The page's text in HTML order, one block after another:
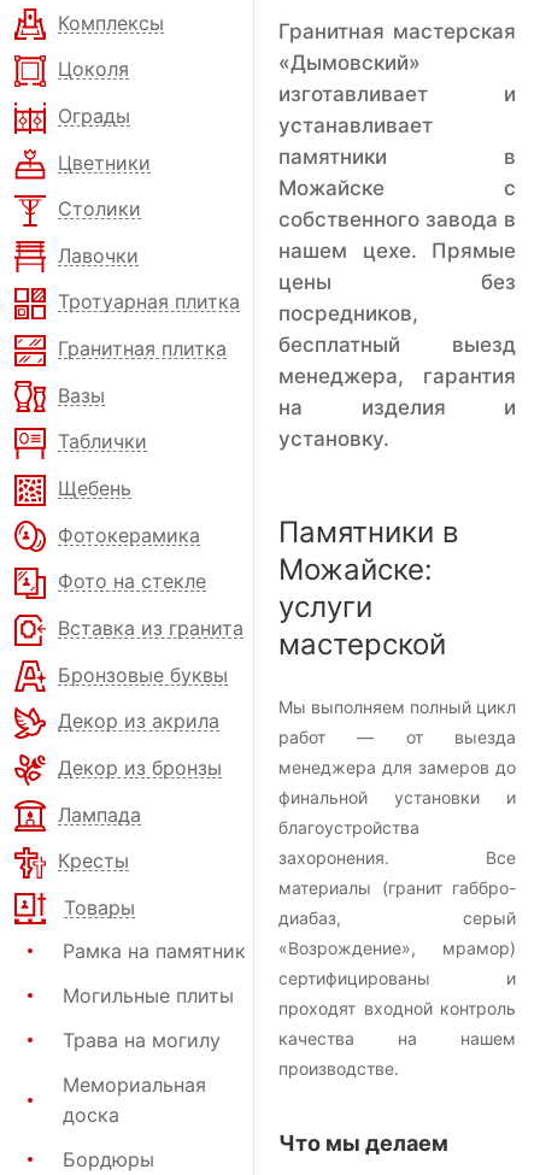
Комплексы
Цоколя
Ограды
Цветники
Столики
Лавочки
Тротуарная плитка
Гранитная плитка
Вазы
Таблички
Щебень
Фотокерамика
Фото на стекле
Вставка из гранита
Бронзовые буквы
Декор из акрила
Декор из бронзы
Лампада
Кресты
Товары
Рамка на памятник
Могильные плиты
Трава на могилу
Мемориальная
доска
Бордюры
Гранитная мастерская
«Дымовский»
изготавливает и
устанавливает
памятники в
Можайске с
собственного завода в
нашем цехе. Прямые
цены без
посредников,
бесплатный выезд
менеджера, гарантия
на изделия и
установку.
Памятники в
Можайске:
услуги
мастерской
Мы выполняем полный цикл
работ — от выезда
менеджера для замеров до
финальной установки и
благоустройства
захоронения. Все
материалы (гранит габбро-
диабаз, серый
«Возрождение», мрамор)
сертифицированы и
проходят входной контроль
качества на нашем
производстве.
Что мы делаем